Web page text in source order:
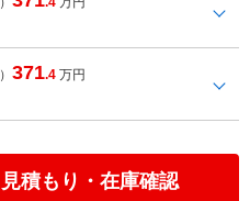
371.4 万円
見積もり・在庫確認